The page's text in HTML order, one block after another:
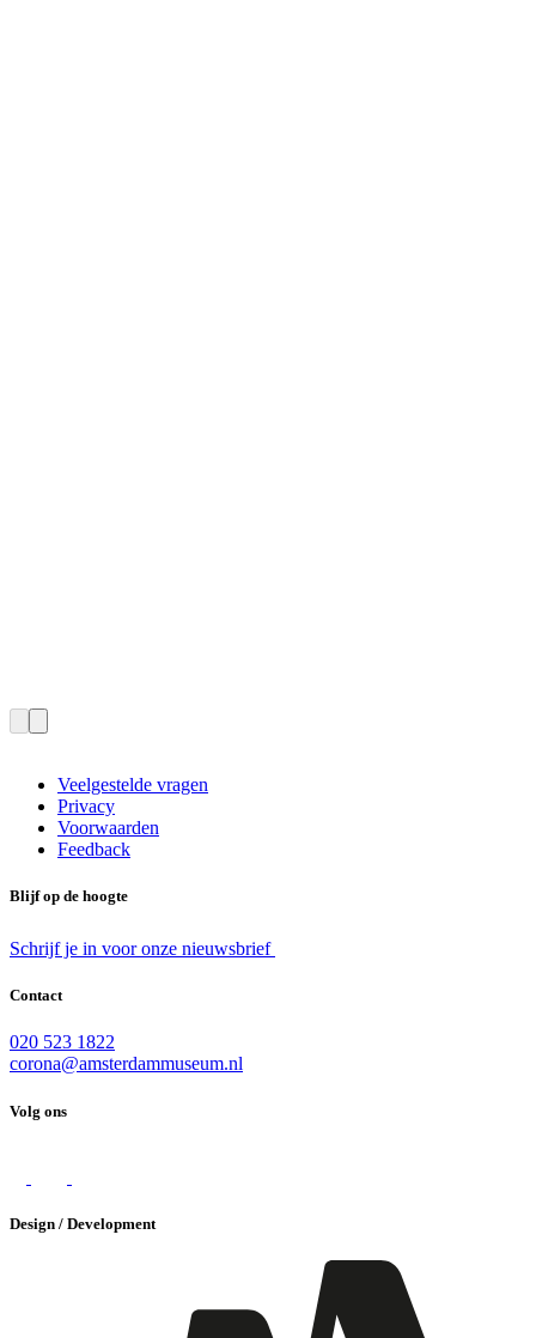
Veelgestelde vragen
Privacy
Voorwaarden
Feedback
Blijf op de hoogte
Schrijf je in voor onze nieuwsbrief
Contact
020 523 1822
corona@amsterdammuseum.nl
Volg ons
Design / Development